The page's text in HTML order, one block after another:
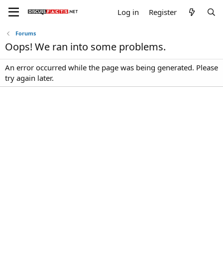
Log in Register
Forums
Oops! We ran into some problems.
An error occurred while the page was being generated. Please
try again later.